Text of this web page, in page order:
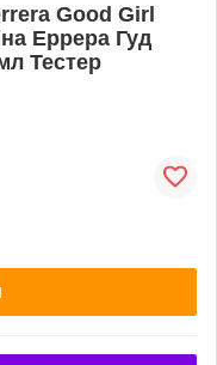
Good Girl
Еррера Гуд
Тестер